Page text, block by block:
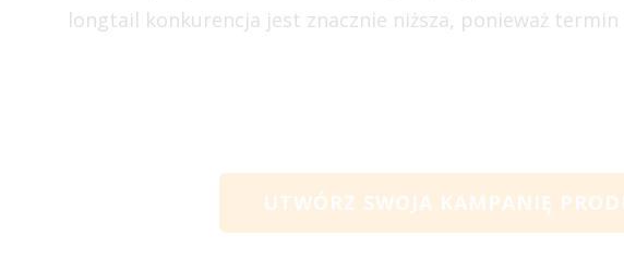
longtail konkurencja jest znacznie niższa, ponieważ
UTWÓRZ SWOJA KAMPANIĘ